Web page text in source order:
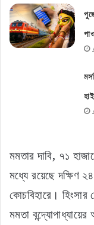
মমতার দাবি, ৭১
মধ্যে রয়েছে দক্ষিণ
কোচবিহারে। হিংসার
মমতা